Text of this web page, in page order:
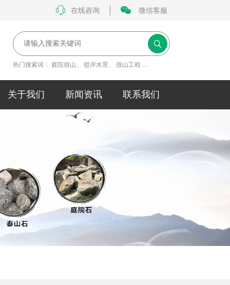
在线咨询 微信客服
热门搜索词： 庭院假山、 驳岸水景、 假山工程 ...
关于我们 新闻资讯 联系我们